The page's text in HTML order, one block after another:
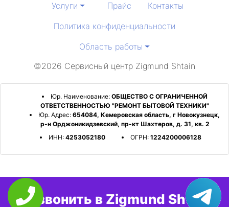
Услуги Прайс
Контакты
Политика конфиденциальности
Область работы
©2026 Сервисный центр Zigmund Shtain
Юр. Наименование: ОБЩЕСТВО С ОГРАНИЧЕННОЙ
ОТВЕТСТВЕННОСТЬЮ "РЕМОНТ БЫТОВОЙ ТЕХНИКИ"
Юр. Адрес: 654084, Кемеровская область, г Новокузнецк,
р-н Орджоникидзевский, пр-кт Шахтеров, д. 31, кв. 2
ИНН: 4253052180 ОГРН: 1224200006128
Позвонить в Zigmund Shtain